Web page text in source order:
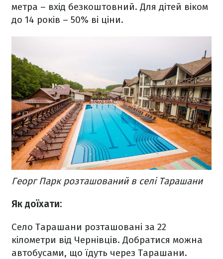
метра – вхід безкоштовний. Для дітей віком
до 14 років – 50% ві ціни.
Георг Парк розташований в селі Тарашани
Як доїхати:
Село Тарашани розташовані за 22
кілометри від Чернівців. Добратися можна
автобусами, що їдуть через Тарашани.